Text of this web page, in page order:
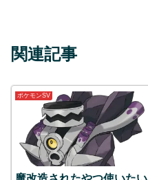
関連記事
ポケモンSV